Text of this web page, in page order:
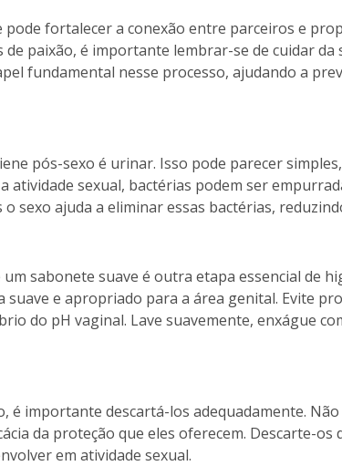
pode fortalecer a conexão entre parceiros e
paixão, é importante lembrar-se de cuidar da
fundamental nesse processo, ajudando a
pós-sexo é urinar. Isso pode parecer
atividade sexual, bactérias podem ser
sexo ajuda a eliminar essas bactérias,
sabonete suave é outra etapa essencial de
e apropriado para a área genital. Evite
do pH vaginal. Lave suavemente, enxágue
é importante descartá-los adequadamente.
da proteção que eles oferecem. Descarte-
em atividade sexual.